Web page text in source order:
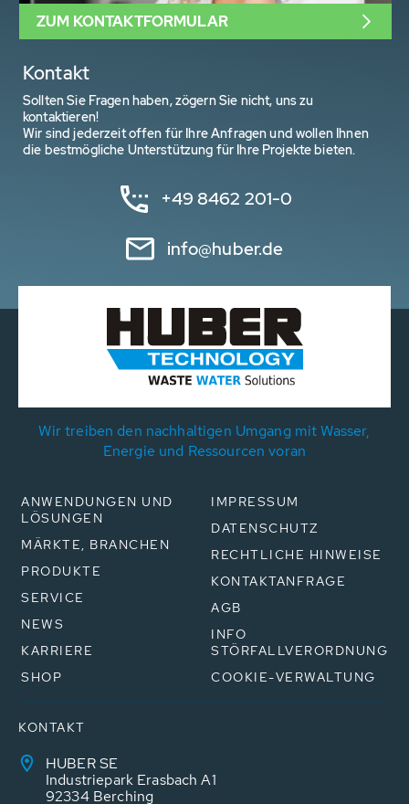
Kontakt
Sollten Sie Fragen haben, zögern Sie nicht, uns zu
kontaktieren!
Wir sind jederzeit offen für Ihre Anfragen und wollen Ihnen
die bestmögliche Unterstützung für Ihre Projekte bieten.
+49 8462 201-0
info@huber.de
ZUM KONTAKTFORMULAR
Wir treiben den nachhaltigen Umgang mit Wasser,
Energie und Ressourcen voran
ANWENDUNGEN UND
LÖSUNGEN
MÄRKTE, BRANCHEN
PRODUKTE
SERVICE
NEWS
KARRIERE
SHOP
IMPRESSUM
DATENSCHUTZ
RECHTLICHE HINWEISE
KONTAKTANFRAGE
AGB
INFO
STÖRFALLVERORDNUNG
COOKIE-VERWALTUNG
KONTAKT
HUBER SE
Industriepark Erasbach A1
92334 Berching